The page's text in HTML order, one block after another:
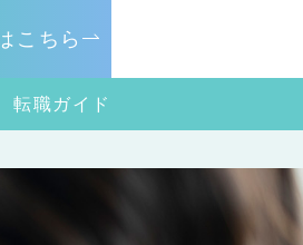
こちら
転職ガイド